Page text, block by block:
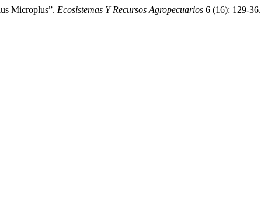
Microplus”. Ecosistemas Y Recursos Agropecuarios 6 (16): 129-36.